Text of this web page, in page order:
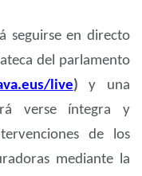
seguirse en directo
del parlamento
live) y una
verse íntegra y
de los
mediante la